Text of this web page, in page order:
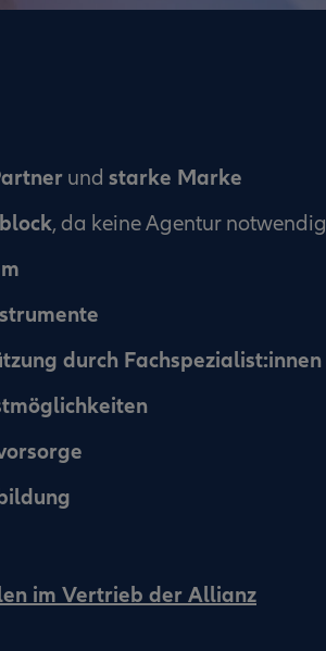
und starke Marke
, da keine Agentur notwendig
durch Fachspezialist:innen
im Vertrieb der Allianz